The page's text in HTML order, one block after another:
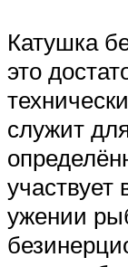
Катушка
это
служит
участвует
ужении